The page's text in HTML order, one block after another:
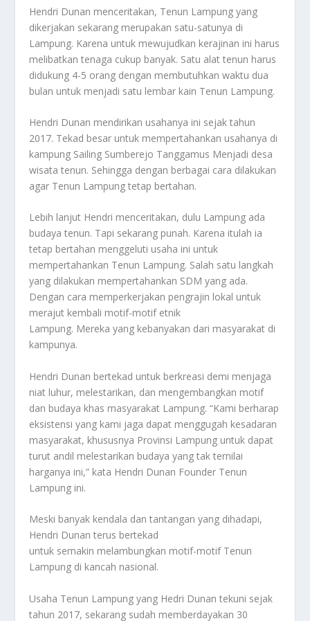
Hendri Dunan menceritakan, Tenun Lampung yang
dikerjakan sekarang merupakan satu-satunya di
Lampung. Karena untuk mewujudkan kerajinan ini harus
melibatkan tenaga cukup banyak. Satu alat tenun harus
didukung 4-5 orang dengan membutuhkan waktu dua
bulan untuk menjadi satu lembar kain Tenun Lampung.
Hendri Dunan mendirikan usahanya ini sejak tahun
2017. Tekad besar untuk mempertahankan usahanya di
kampung Sailing Sumberejo Tanggamus Menjadi desa
wisata tenun. Sehingga dengan berbagai cara dilakukan
agar Tenun Lampung tetap bertahan.
Lebih lanjut Hendri menceritakan, dulu Lampung ada
budaya tenun. Tapi sekarang punah. Karena itulah ia
tetap bertahan menggeluti usaha ini untuk
mempertahankan Tenun Lampung. Salah satu langkah
yang dilakukan mempertahankan SDM yang ada.
Dengan cara memperkerjakan pengrajin lokal untuk
merajut kembali motif-motif etnik
Lampung. Mereka yang kebanyakan dari masyarakat di
kampunya.
Hendri Dunan bertekad untuk berkreasi demi menjaga
niat luhur, melestarikan, dan mengembangkan motif
dan budaya khas masyarakat Lampung. “Kami berharap
eksistensi yang kami jaga dapat menggugah kesadaran
masyarakat, khususnya Provinsi Lampung untuk dapat
turut andil melestarikan budaya yang tak ternilai
harganya ini,” kata Hendri Dunan Founder Tenun
Lampung ini.
Meski banyak kendala dan tantangan yang dihadapi,
Hendri Dunan terus bertekad
untuk semakin melambungkan motif-motif Tenun
Lampung di kancah nasional.
Usaha Tenun Lampung yang Hedri Dunan tekuni sejak
tahun 2017, sekarang sudah memberdayakan 30